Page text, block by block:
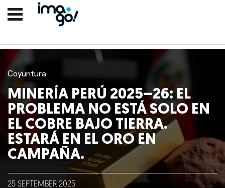
Nosotros
Clientes
Coyuntura
MINERÍA PERÚ 2025–26: EL
PROBLEMA NO ESTÁ SOLO EN
EL COBRE BAJO TIERRA.
ESTARÁ EN EL ORO EN
CAMPAÑA.
25 SEPTEMBER 2025